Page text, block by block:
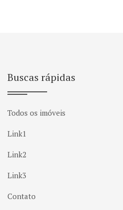
Buscas rápidas
Todos os imóveis
Link1
Link2
Link3
Contato